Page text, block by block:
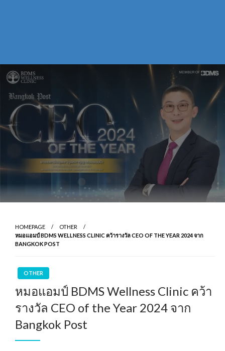
HOMEPAGE
OTHER
หมอแอมป์ BDMS WELLNESS CLINIC คว้ารางวัล CEO OF THE YEAR 2024 จาก
BANGKOK POST
OTHER
หมอแอมป์ BDMS Wellness Clinic คว้า
รางวัล CEO of the Year 2024 จาก
Bangkok Post